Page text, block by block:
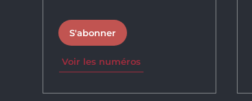
S'abonner
Voir les numéros